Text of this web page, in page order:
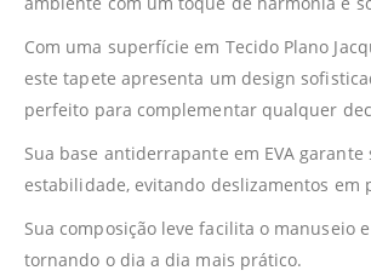
Com uma superfície em Tecido Plano
este tapete apresenta um design
perfeito para complementar qualquer
Sua base antiderrapante em EVA garante
estabilidade, evitando deslizamentos em
Sua composição leve facilita o manuseio
tornando o dia a dia mais prático.